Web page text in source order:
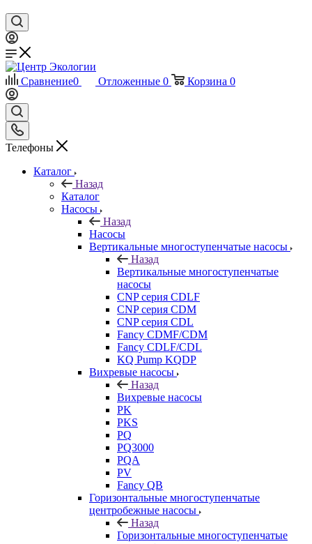
Сравнение0 Отложенные 0 Корзина 0
Телефоны
Каталог
Назад
Каталог
Насосы
Назад
Насосы
Вертикальные многоступенчатые насосы
Назад
Вертикальные многоступенчатые
насосы
CNP серия CDLF
CNP серия CDM
CNP серия CDL
Fancy CDMF/CDM
Fancy CDLF/CDL
KQ Pump KQDP
Вихревые насосы
Назад
Вихревые насосы
PK
PKS
PQ
PQ3000
PQA
PV
Fancy QB
Горизонтальные многоступенчатые
центробежные насосы
Назад
Горизонтальные многоступенчатые